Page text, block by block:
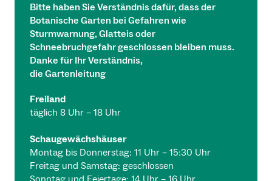
Bitte haben Sie Verständnis dafür, dass der
Botanische Garten bei Gefahren wie
Sturmwarnung, Glatteis oder
Schneebruchgefahr geschlossen bleiben muss.
Danke für Ihr Verständnis,
die Gartenleitung
Freiland
täglich 8 Uhr – 18 Uhr
Schaugewächshäuser
Montag bis Donnerstag: 11 Uhr – 15:30 Uhr
Freitag und Samstag: geschlossen